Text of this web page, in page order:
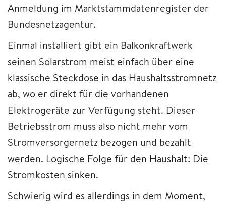
Anmeldung im Marktstammdatenregister der
Bundesnetzagentur.
Einmal installiert gibt ein Balkonkraftwerk
seinen Solarstrom meist einfach über eine
klassische Steckdose in das Haushaltsstromnetz
ab, wo er direkt für die vorhandenen
Elektrogeräte zur Verfügung steht. Dieser
Betriebsstrom muss also nicht mehr vom
Stromversorgernetz bezogen und bezahlt
werden. Logische Folge für den Haushalt: Die
Stromkosten sinken.
Schwierig wird es allerdings in dem Moment,